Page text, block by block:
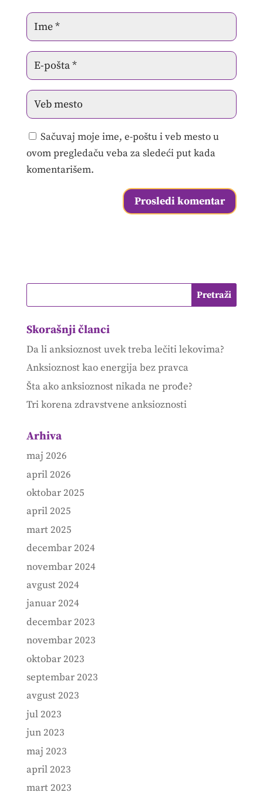
Sačuvaj moje ime, e-poštu i veb mesto u
ovom pregledaču veba za sledeći put kada
komentarišem.
Skorašnji članci
Da li anksioznost uvek treba lečiti lekovima?
Anksioznost kao energija bez pravca
Šta ako anksioznost nikada ne prođe?
Tri korena zdravstvene anksioznosti
Arhiva
maj 2026
april 2026
oktobar 2025
april 2025
mart 2025
decembar 2024
novembar 2024
avgust 2024
januar 2024
decembar 2023
novembar 2023
oktobar 2023
septembar 2023
avgust 2023
jul 2023
jun 2023
maj 2023
april 2023
mart 2023